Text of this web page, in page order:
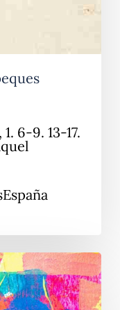
6-9. 13-17.